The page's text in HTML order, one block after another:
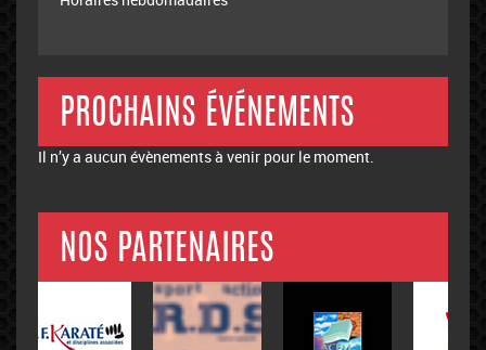
PROCHAINS ÉVÉNEMENTS
Il n’y a aucun évènements à venir pour le moment.
NOS PARTENAIRES